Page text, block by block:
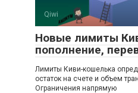
Qiwi
Новые лимиты
пополнение,
Лимиты Киви-кошелька
остаток на счете и объем
Ограничения напрямую